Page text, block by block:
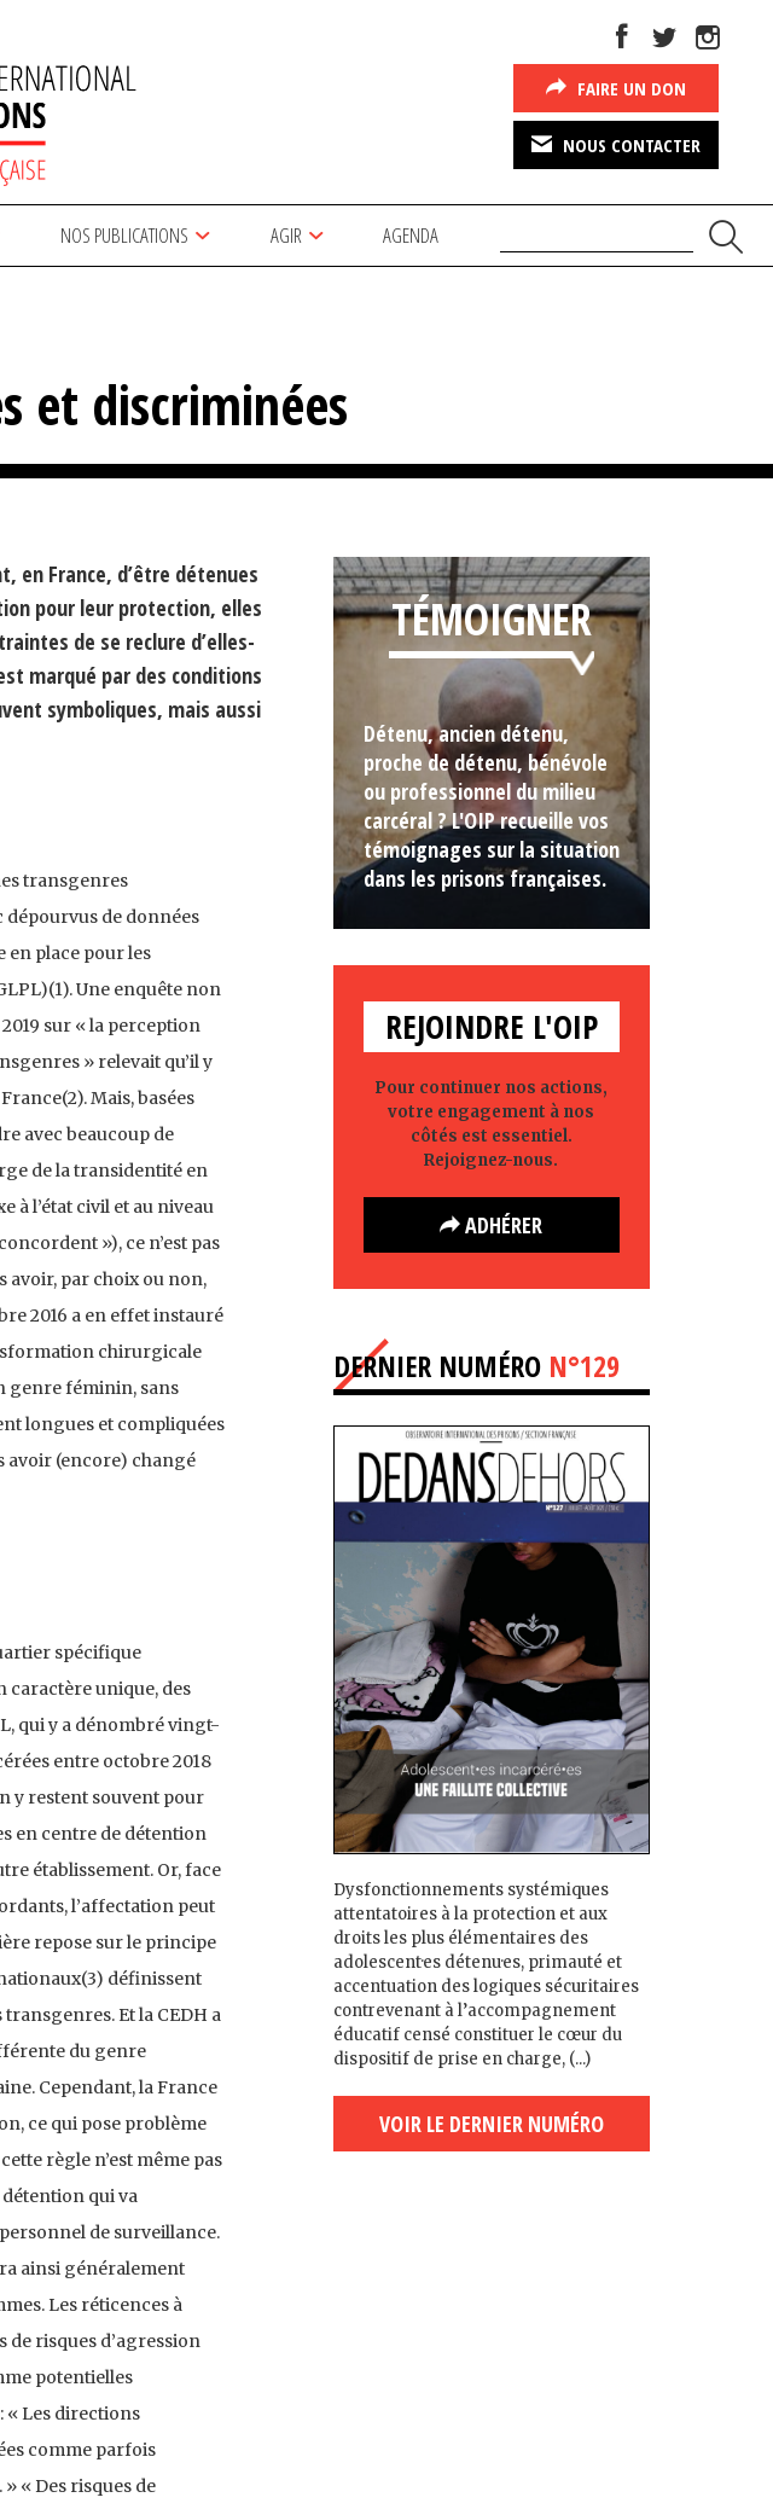
FAIRE UN DON
NOUS CONTACTER
NOS PUBLICATIONS AGIR AGENDA
et discriminées
en France, d’être détenues
pour leur protection, elles
de se reclure d’elles-
marqué par des conditions
symboliques, mais aussi
transgenres
de données
en place pour les
Une enquête non
sur « la perception
» relevait qu’il y
Mais, basées
avec beaucoup de
de la transidentité en
à l’état civil et au niveau
»), ce n’est pas
avoir, par choix ou non,
2016 a en effet instauré
chirurgicale
genre féminin, sans
longues et compliquées
avoir (encore) changé
spécifique
caractère unique, des
qui y a dénombré vingt-
entre octobre 2018
y restent souvent pour
en centre de détention
établissement. Or, face
l’affectation peut
repose sur le principe
définissent
Et la CEDH a
du genre
Cependant, la France
ce qui pose problème
règle n’est même pas
détention qui va
de surveillance.
ainsi généralement
Les réticences à
de risques d’agression
potentielles
« Les directions
comme parfois
« Des risques de
TÉMOIGNER
Détenu, ancien détenu,
proche de détenu, bénévole
ou professionnel du milieu
carcéral ? L'OIP recueille vos
témoignages sur la situation
dans les prisons françaises.
REJOINDRE L'OIP
Pour continuer nos actions,
votre engagement à nos
côtés est essentiel.
Rejoignez-nous.
ADHÉRER
DERNIER NUMÉRO N°129
Dysfonctionnements systémiques
attentatoires à la protection et aux
droits les plus élémentaires des
adolescent·es détenu·es, primauté et
accentuation des logiques sécuritaires
contrevenant à l’accompagnement
éducatif censé constituer le cœur du
dispositif de prise en charge, (...)
VOIR LE DERNIER NUMÉRO